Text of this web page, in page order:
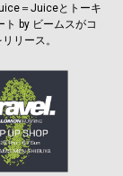
＝Juiceとトーキ
ト by ビームスがコ
リース。